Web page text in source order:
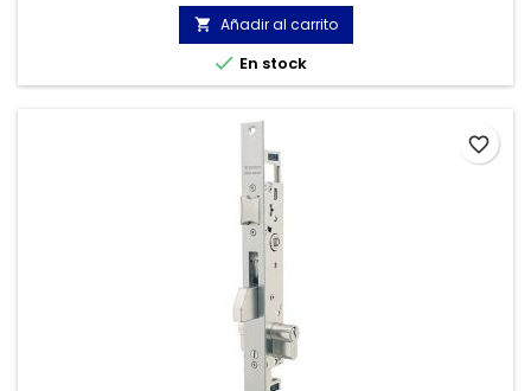
 Añadir al carrito
 En stock
favorite_border